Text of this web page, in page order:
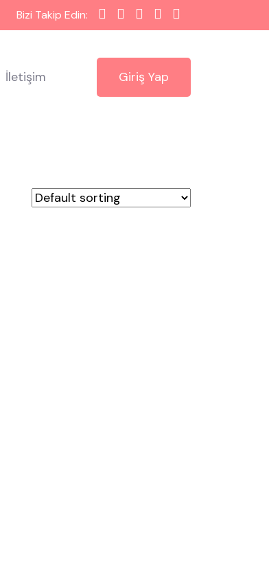
Bizi Takip Edin:
İletişim Giriş Yap